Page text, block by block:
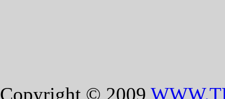
Copyright © 2009